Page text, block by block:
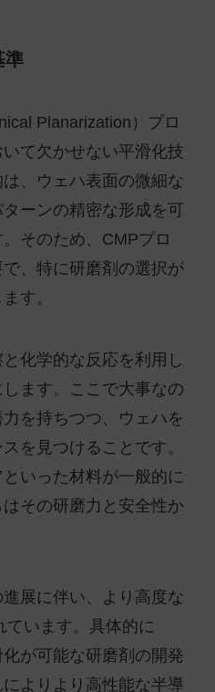
準
Planarization）プロ
て欠かせない平滑化技
、ウェハ表面の微細な
ーンの精密な形成を可
そのため、CMPプロ
、特に研磨剤の選択が
す。
化学的な反応を利用し
ます。ここで大事なの
を持ちつつ、ウェハを
を見つけることです。
いった材料が一般的に
その研磨力と安全性か
展に伴い、より高度な
ています。具体的に
が可能な研磨剤の開発
よりより高性能な半導